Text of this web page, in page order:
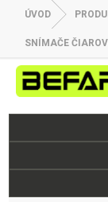
ÚVOD
SNÍMAČE